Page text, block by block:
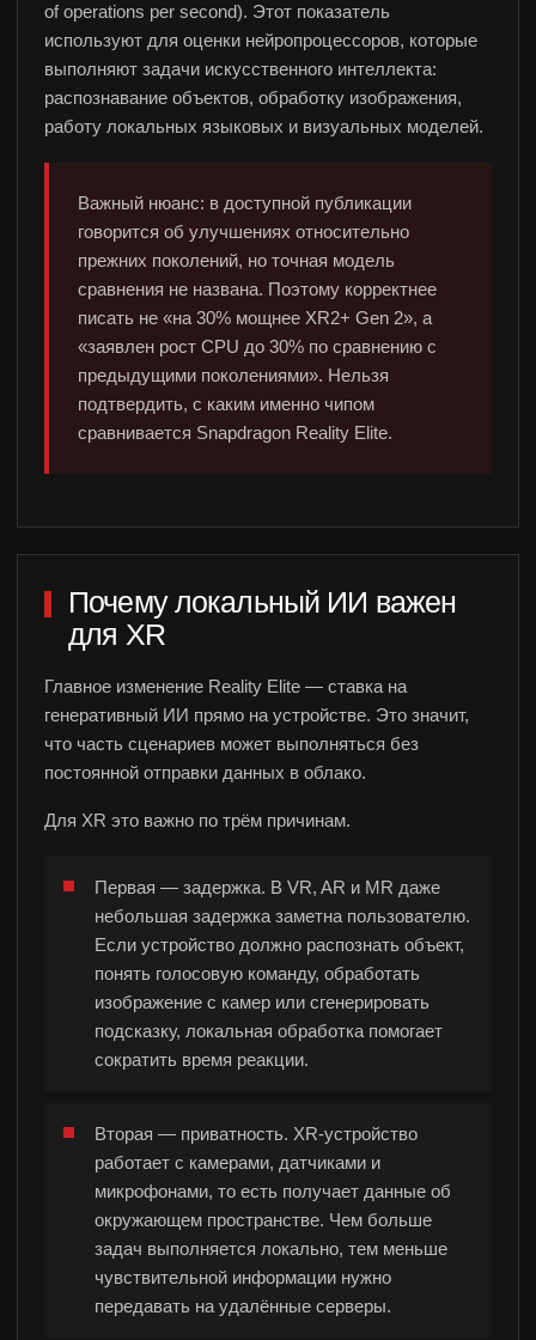
of operations per second). Этот показатель
используют для оценки нейропроцессоров, которые
выполняют задачи искусственного интеллекта:
распознавание объектов, обработку изображения,
работу локальных языковых и визуальных моделей.
Важный нюанс: в доступной публикации
говорится об улучшениях относительно
прежних поколений, но точная модель
сравнения не названа. Поэтому корректнее
писать не «на 30% мощнее XR2+ Gen 2», а
«заявлен рост CPU до 30% по сравнению с
предыдущими поколениями». Нельзя
подтвердить, с каким именно чипом
сравнивается Snapdragon Reality Elite.
Почему локальный ИИ важен
для XR
Главное изменение Reality Elite — ставка на
генеративный ИИ прямо на устройстве. Это значит,
что часть сценариев может выполняться без
постоянной отправки данных в облако.
Для XR это важно по трём причинам.
Первая — задержка. В VR, AR и MR даже
небольшая задержка заметна пользователю.
Если устройство должно распознать объект,
понять голосовую команду, обработать
изображение с камер или сгенерировать
подсказку, локальная обработка помогает
сократить время реакции.
Вторая — приватность. XR-устройство
работает с камерами, датчиками и
микрофонами, то есть получает данные об
окружающем пространстве. Чем больше
задач выполняется локально, тем меньше
чувствительной информации нужно
передавать на удалённые серверы.